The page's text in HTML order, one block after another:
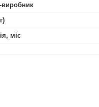
виробник
міс